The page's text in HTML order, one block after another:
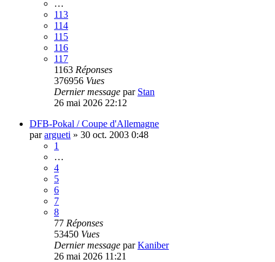
…
113
114
115
116
117
1163 Réponses
376956 Vues
Dernier message par Stan
26 mai 2026 22:12
DFB-Pokal / Coupe d'Allemagne
parargueti » 30 oct. 2003 0:48
1
…
4
5
6
7
8
77 Réponses
53450 Vues
Dernier message parKaniber
26 mai 2026 11:21